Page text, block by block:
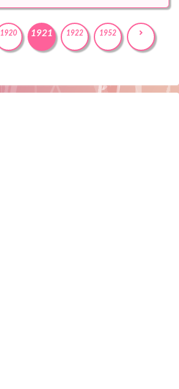
1920 1921 1922 1952 次
へ